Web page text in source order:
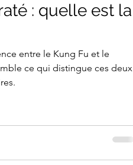
: quelle est la
entre le Kung Fu et le
ce qui distingue ces deux